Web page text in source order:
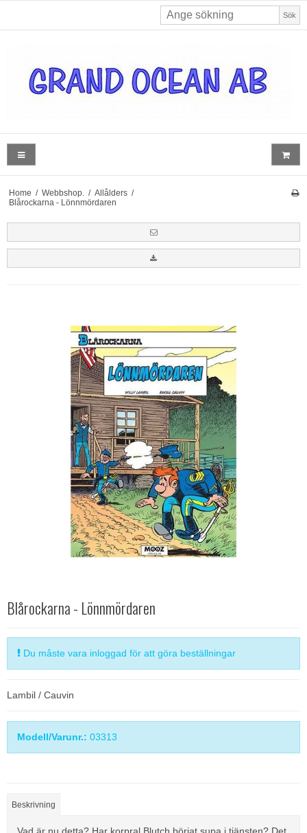
Sök
Home / Webbshop. / Allålders /
Blårockarna - Lönnmördaren
Blårockarna - Lönnmördaren
Du måste vara inloggad för att göra beställningar
Lambil / Cauvin
Modell/Varunr.: 03313
Beskrivning
Vad är nu detta? Har korpral Blutch börjat supa i tjänsten? Det